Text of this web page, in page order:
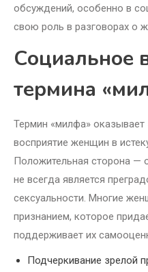
обсуждений, особенно в
свою роль в разговорах о
Социальное
термина
Термин «милфа» оказывает
восприятие женщин в
Положительная сторона —
не всегда является
сексуальности. Многие
признанием, которое
поддерживает их
Подчеркивание зрелой